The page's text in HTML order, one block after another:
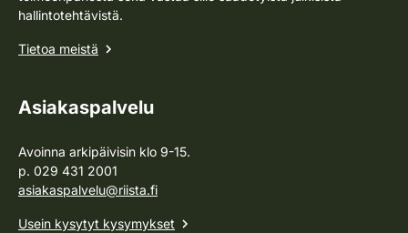
hallintotehtävistä.
Tietoa meistä
Asiakaspalvelu
Avoinna arkipäivisin klo 9-15.
p. 029 431 2001
asiakaspalvelu@riista.fi
Usein kysytyt kysymykset